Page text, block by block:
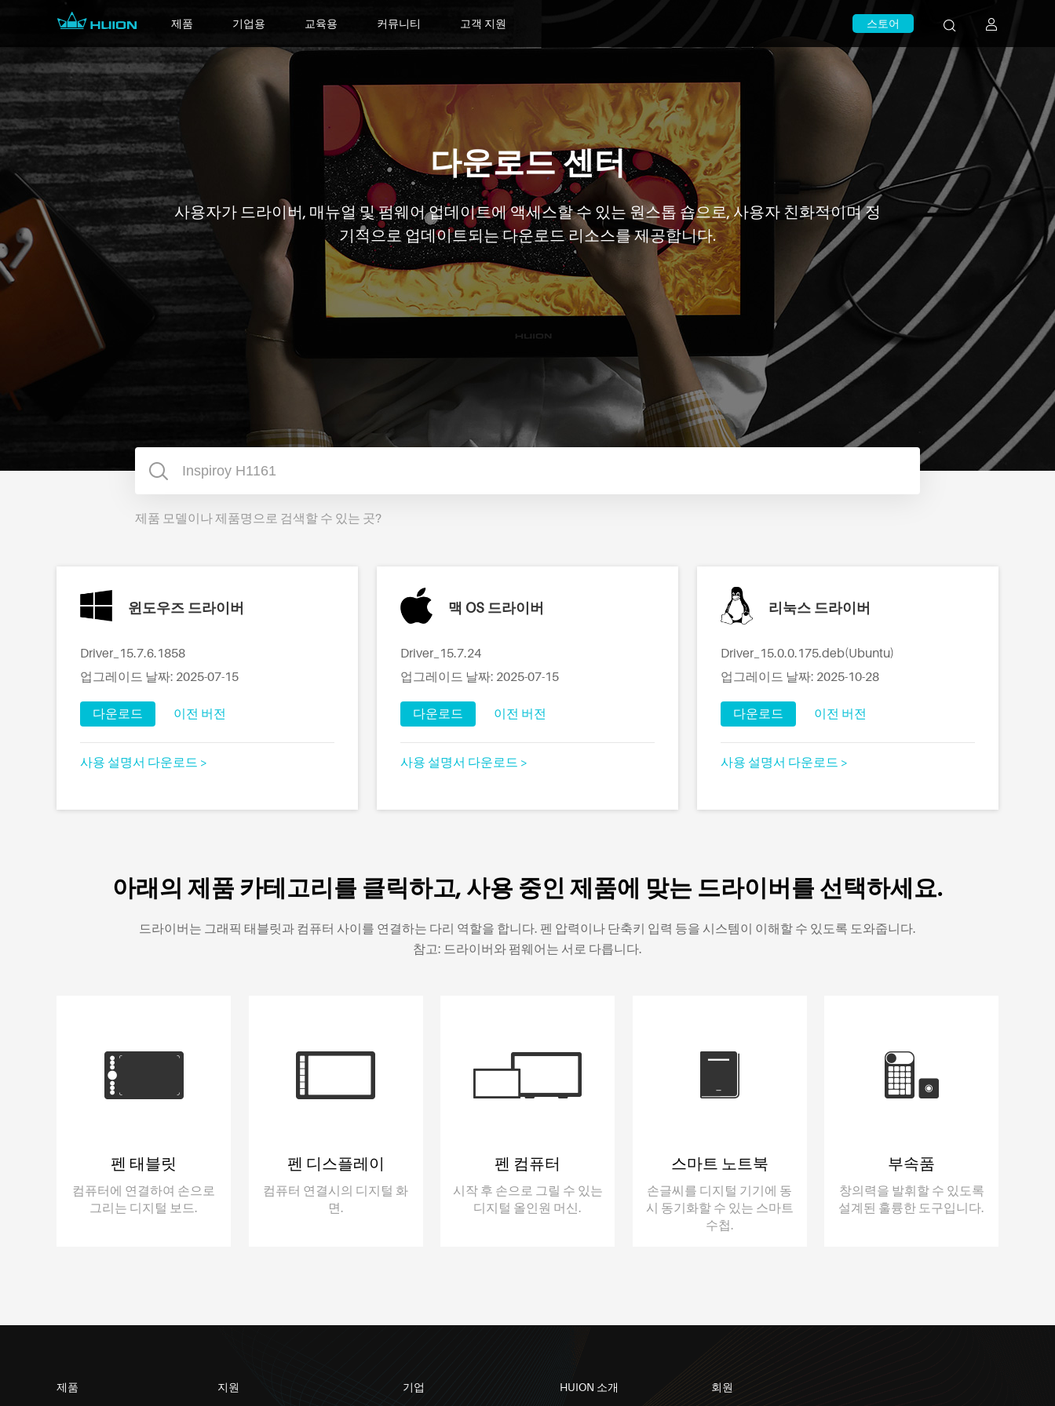
제품 기업용 교육용 커뮤니티 고객 지원 스토어
다운로드 센터
사용자가 드라이버, 매뉴얼 및 펌웨어 업데이트에 액세스할 수 있는 원스톱 숍으로, 사용자 친화적이며 정
기적으로 업데이트되는 다운로드 리소스를 제공합니다.
제품 모델이나 제품명으로 검색할 수 있는 곳?
윈도우즈 드라이버
Driver_15.7.6.1858
업그레이드 날짜: 2025-07-15
다운로드 이전 버전
사용 설명서 다운로드 >
맥 OS 드라이버
Driver_15.7.24
업그레이드 날짜: 2025-07-15
다운로드 이전 버전
사용 설명서 다운로드 >
리눅스 드라이버
Driver_15.0.0.175.deb(Ubuntu)
업그레이드 날짜: 2025-10-28
다운로드 이전 버전
사용 설명서 다운로드 >
아래의 제품 카테고리를 클릭하고, 사용 중인 제품에 맞는 드라이버를 선택하세요.
드라이버는 그래픽 태블릿과 컴퓨터 사이를 연결하는 다리 역할을 합니다. 펜 압력이나 단축키 입력 등을 시스템이 이해할 수 있도록 도와줍니다.
참고: 드라이버와 펌웨어는 서로 다릅니다.
펜 태블릿
컴퓨터에 연결하여 손으로
그리는 디지털 보드.
펜 디스플레이
컴퓨터 연결시의 디지털 화
면.
펜 컴퓨터
시작 후 손으로 그릴 수 있는
디지털 올인원 머신.
스마트 노트북
손글씨를 디지털 기기에 동
시 동기화할 수 있는 스마트
수첩.
부속품
창의력을 발휘할 수 있도록
설계된 훌륭한 도구입니다.
제품 지원 기업 HUION 소개 회원